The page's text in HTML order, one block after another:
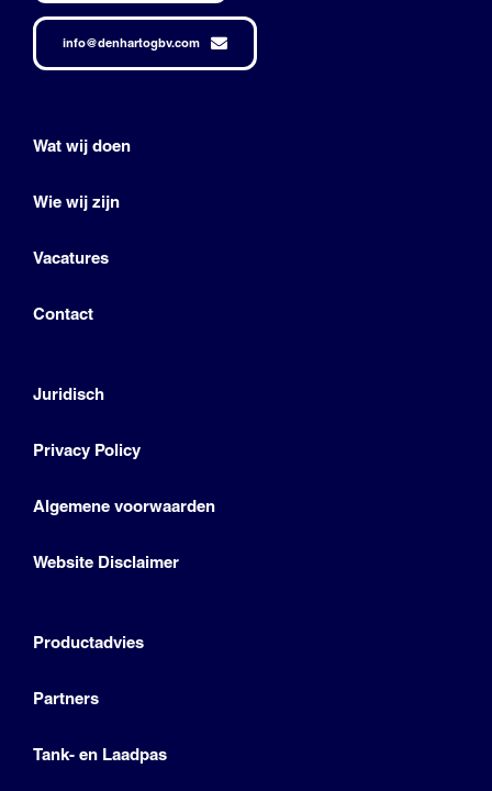
info@denhartogbv.com
Wat wij doen
Wie wij zijn
Vacatures
Contact
Juridisch
Privacy Policy
Algemene voorwaarden
Website Disclaimer
Productadvies
Partners
Tank- en Laadpas